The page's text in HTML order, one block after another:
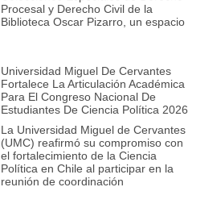
Procesal y Derecho Civil de la
Biblioteca Oscar Pizarro, un espacio
Universidad Miguel De Cervantes
Fortalece La Articulación Académica
Para El Congreso Nacional De
Estudiantes De Ciencia Política 2026
La Universidad Miguel de Cervantes
(UMC) reafirmó su compromiso con
el fortalecimiento de la Ciencia
Política en Chile al participar en la
reunión de coordinación